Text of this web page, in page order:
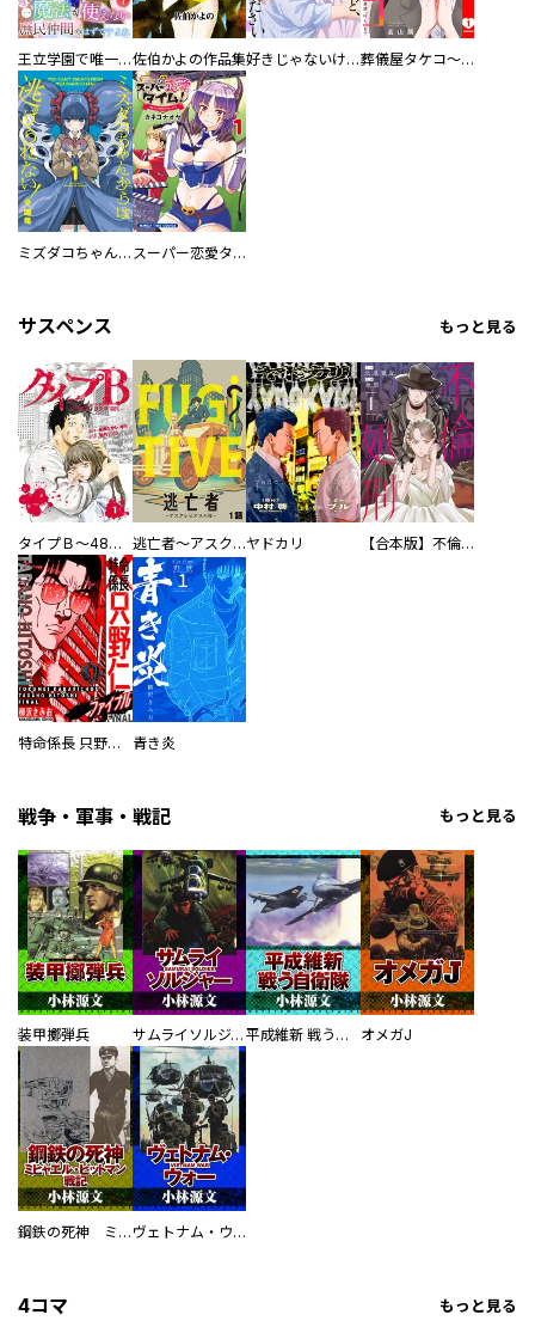
王立学園で唯一魔法が使えない庶民仲間のはずですよね～実は王子様で私を溺愛しているなんて告白はやめてください～佐伯かよの作品集 好きじゃないけど、抱いてください【電子単行本版／特典おまけ付き】 葬儀屋タケコ～あなたの最期、叶えます【電子単行本版】
ミズダコちゃんからは逃げられない！ スーパー恋愛タイム！～現場でドＳな彼女は自宅でデレる～
サスペンス もっと見る
タイプＢ～48時間後、致死率100％～【単話】 逃亡者～アスクレピオスの杖～ヤドカリ 【合本版】不倫処刑
特命係長 只野仁ファイナル 愛蔵版 青き炎
戦争・軍事・戦記 もっと見る
装甲擲弾兵 サムライソルジャー SAMURAI SOLDIER 平成維新 戦う自衛隊 オメガJ
鋼鉄の死神 ミヒャエル・ビットマン戦記 ヴェトナム・ウォー VIETNAM WAR
4コマ もっと見る